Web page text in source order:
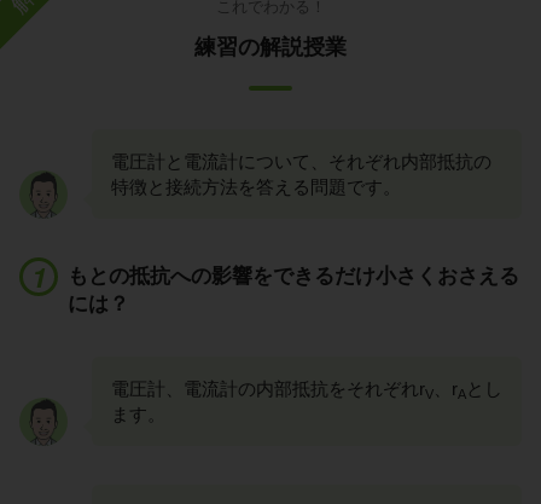
これでわかる！
練習の解説授業
電圧計と電流計について、それぞれ内部抵抗の
特徴と接続方法を答える問題です。
もとの抵抗への影響をできるだけ小さくおさえる
には？
電圧計、電流計の内部抵抗をそれぞれrV 、rA とし
ます。